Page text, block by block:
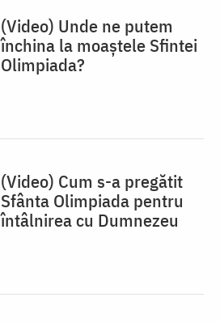
(Video) Unde ne putem
închina la moaștele Sfintei
Olimpiada?
(Video) Cum s-a pregătit
Sfânta Olimpiada pentru
întâlnirea cu Dumnezeu